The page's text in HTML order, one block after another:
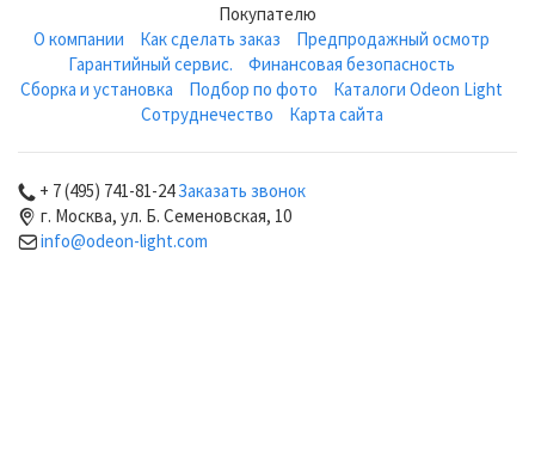
Покупателю
О компании
Как сделать заказ
Предпродажный осмотр
Гарантийный сервис.
Финансовая безопасность
Сборка и установка
Подбор по фото
Каталоги Odeon Light
Сотруднечество
Карта сайта
+ 7 (495) 741-81-24Заказать звонок
г. Москва, ул. Б. Семеновская, 10
info@odeon-light.com